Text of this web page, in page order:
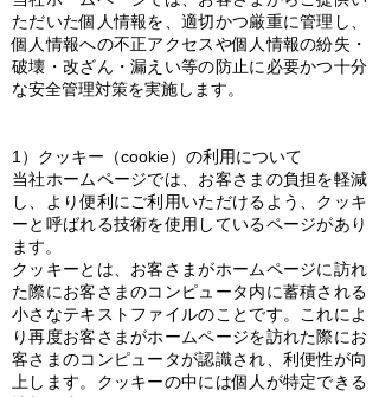
ただいた個人情報を、適切かつ厳重に管理し、
個人情報への不正アクセスや個人情報の紛失・
破壊・改ざん・漏えい等の防止に必要かつ十分
な安全管理対策を実施します。
1）クッキー（cookie）の利用について
当社ホームページでは、お客さまの負担を軽減
し、より便利にご利用いただけるよう、クッキ
ーと呼ばれる技術を使用しているページがあり
ます。
クッキーとは、お客さまがホームページに訪れ
た際にお客さまのコンピュータ内に蓄積される
小さなテキストファイルのことです。これによ
り再度お客さまがホームページを訪れた際にお
客さまのコンピュータが認識され、利便性が向
上します。クッキーの中には個人が特定できる